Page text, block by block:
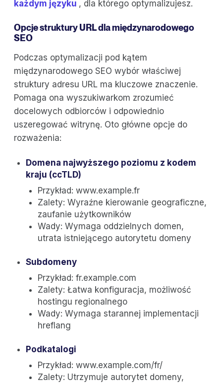
każdym języku , dla którego optymalizujesz.
Opcje struktury URL dla międzynarodowego
SEO
Podczas optymalizacji pod kątem
międzynarodowego SEO wybór właściwej
struktury adresu URL ma kluczowe znaczenie.
Pomaga ona wyszukiwarkom zrozumieć
docelowych odbiorców i odpowiednio
uszeregować witrynę. Oto główne opcje do
rozważenia:
Domena najwyższego poziomu z kodem
kraju (ccTLD)
Przykład: www.example.fr
Zalety: Wyraźne kierowanie geograficzne,
zaufanie użytkowników
Wady: Wymaga oddzielnych domen,
utrata istniejącego autorytetu domeny
Subdomeny
Przykład: fr.example.com
Zalety: Łatwa konfiguracja, możliwość
hostingu regionalnego
Wady: Wymaga starannej implementacji
hreflang
Podkatalogi
Przykład: www.example.com/fr/
Zalety: Utrzymuje autorytet domeny,